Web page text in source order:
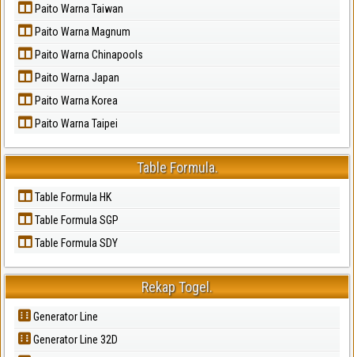
Paito Warna Taiwan
Paito Warna Magnum
Paito Warna Chinapools
Paito Warna Japan
Paito Warna Korea
Paito Warna Taipei
Table Formula.
Table Formula HK
Table Formula SGP
Table Formula SDY
Rekap Togel.
Generator Line
Generator Line 32D